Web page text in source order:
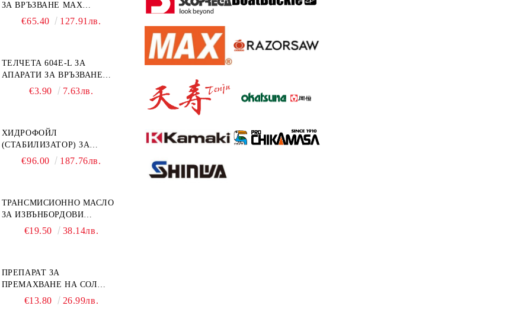
ЗА ВРЪЗВАНЕ MAX
TAPENER HT-R45C
€65.40 127.91лв.
ТЕЛЧЕТА 604E-L ЗА
АПАРАТИ ЗА ВРЪЗВАНЕ
MAX HT-R1 И HT-R45C
€3.90 7.63лв.
ХИДРОФОЙЛ
(СТАБИЛИЗАТОР) ЗА
ДВИГАТЕЛИ ОТ 8 ДО 40
€96.00 187.76лв.
ТРАНСМИСИОННО МАСЛО
ЗА ИЗВЪНБОРДОВИ
ДВИГАТЕЛИ GL4 HONDA
€19.50 38.14лв.
ПРЕПАРАТ ЗА
ПРЕМАХВАНЕ НА СОЛ
SALT REMOVER 27 - 1L
€13.80 26.99лв.